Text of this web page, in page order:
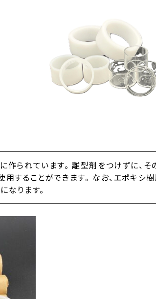
られています。 離型剤をつけずに、そ
することができます。 なお、エポキシ
なります。